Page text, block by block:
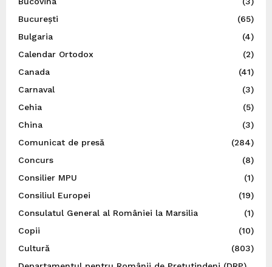
București
(65)
Bulgaria
(4)
Calendar Ortodox
(2)
Canada
(41)
Carnaval
(3)
Cehia
(5)
China
(3)
Comunicat de presă
(284)
Concurs
(8)
Consilier MPU
(1)
Consiliul Europei
(19)
Consulatul General al României la Marsilia
(1)
Copii
(10)
Cultură
(803)